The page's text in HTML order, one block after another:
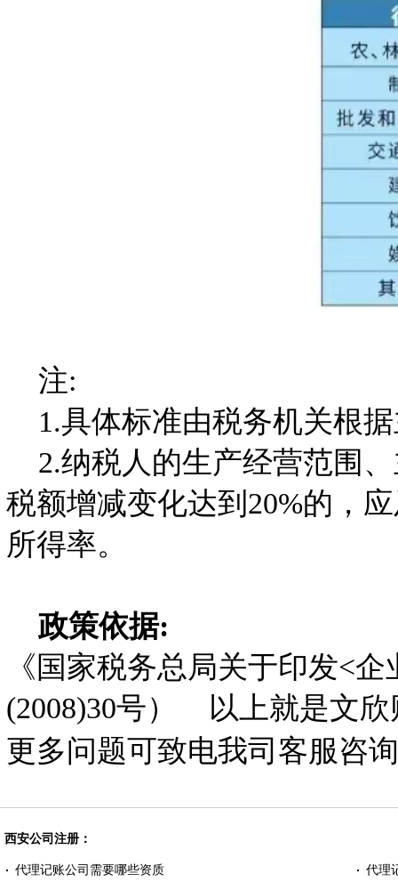
注:
1.具体标准由税务机关根
2.纳税人的生产经营范围
税额增减变化达到20%的，
所得率。
政策依据:
《国家税务总局关于印发<
(2008)30号） 以上就是文欣
更多问题可致电我司客服咨
西安公司注册：
代理记账公司需要哪些资质 代理